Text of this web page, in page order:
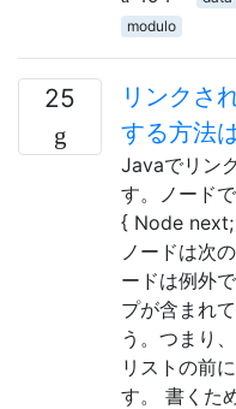
modulo
25
リンクさ
する方法
Javaでリン
す。ノード
{ Node
ノードは次
ードは例外
プが含まれ
う。つまり
リストの前
す。 書くた